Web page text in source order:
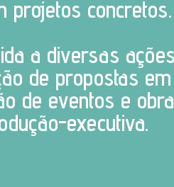
projetos concretos.
a diversas
de propostas
de eventos e
executiva.